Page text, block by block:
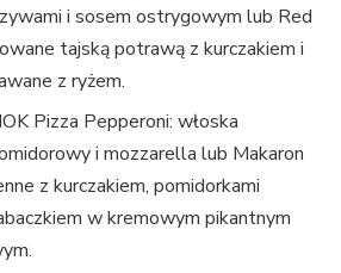
i sosem ostrygowym lub Red
tajską potrawą z kurczakiem i
z ryżem.
Pizza Pepperoni: włoska
i mozzarella lub Makaron
z kurczakiem, pomidorkami
w kremowym pikantnym